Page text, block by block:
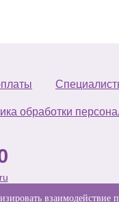
обработки
взаимодействие